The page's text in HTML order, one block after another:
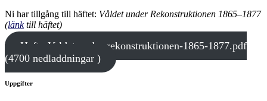
Ni har tillgång till häftet: Våldet under Rekonstruktionen 1865–1877
(länktill häftet)
Hafte-Valdet-under-rekonstruktionen-1865-1877.pdf
(4700 nedladdningar )
Uppgifter